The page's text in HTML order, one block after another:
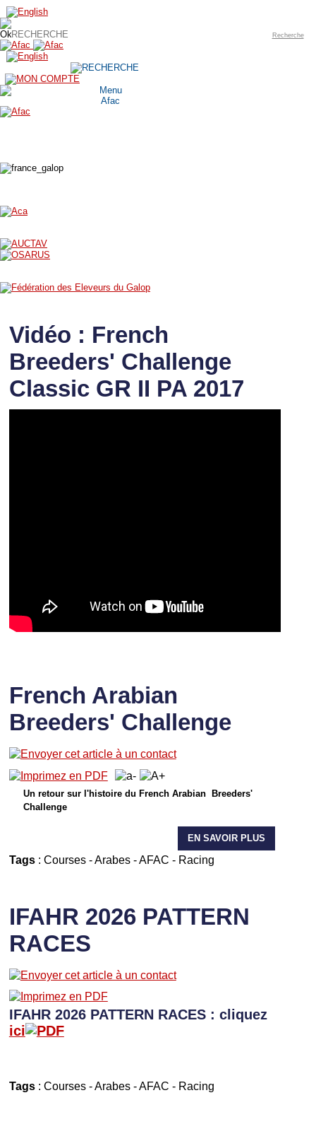
Recherche
Vidéo : French
Breeders' Challenge
Classic GR II PA 2017
French Arabian
Breeders' Challenge
Un retour sur l'histoire du French Arabian Breeders'
Challenge
EN SAVOIR PLUS
Tags: Courses-Arabes-AFAC - Racing
IFAHR 2026 PATTERN
RACES
IFAHR 2026 PATTERN RACES : cliquez
ici
Tags: Courses-Arabes-AFAC - Racing